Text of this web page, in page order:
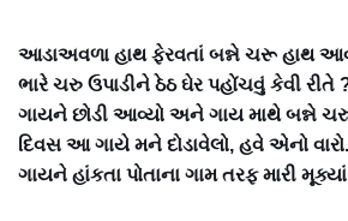
આડાઅવળા હાથ ફેરવતાં બન્ને ચરૂ હાથ
ભારે ચરુ ઉપાડીને ઠેઠ ઘેર પહોંચવું કેવી રીતે
ગાયને છોડી આવ્યો અને ગાય માથે બન્ને
દિવસ આ ગાયે મને દોડાવેલો, હવે એનો
ગાયને હાંકતા પોતાના ગામ તરફ મારી